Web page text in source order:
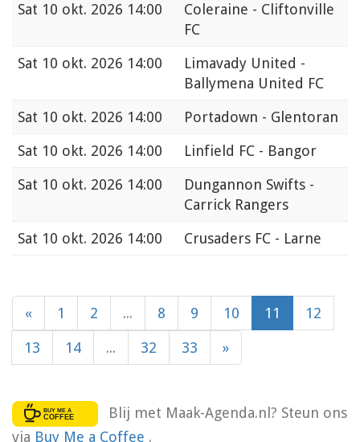
Sat 10 okt. 2026 14:00
Coleraine - Cliftonville
FC
Sat 10 okt. 2026 14:00
Limavady United -
Ballymena United FC
Sat 10 okt. 2026 14:00
Portadown - Glentoran
Sat 10 okt. 2026 14:00
Linfield FC - Bangor
Sat 10 okt. 2026 14:00
Dungannon Swifts -
Carrick Rangers
Sat 10 okt. 2026 14:00 Crusaders FC - Larne
« 1 2 ... 8 9 10 11 12
13 14 ... 32 33 »
Blij met Maak-Agenda.nl? Steun ons
via Buy Me a Coffee .